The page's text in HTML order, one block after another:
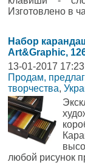
Изготовлено в
Набор
Art&Graphic,
13-01-2017 17:23
Продам,
творчества,
любой рисунок